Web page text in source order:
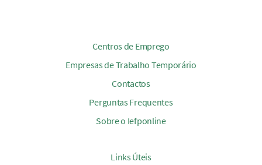
Centros de Emprego
Empresas de Trabalho Temporário
Contactos
Perguntas Frequentes
Sobre o Iefponline
Links Úteis